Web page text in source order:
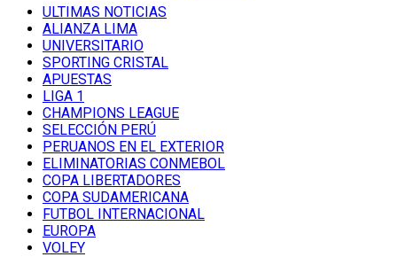
ULTIMAS NOTICIAS
ALIANZA LIMA
UNIVERSITARIO
SPORTING CRISTAL
APUESTAS
LIGA 1
CHAMPIONS LEAGUE
SELECCIÓN PERÚ
PERUANOS EN EL EXTERIOR
ELIMINATORIAS CONMEBOL
COPA LIBERTADORES
COPA SUDAMERICANA
FUTBOL INTERNACIONAL
EUROPA
VOLEY